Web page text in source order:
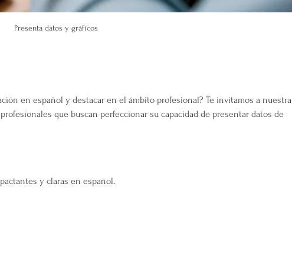
Presenta datos y gráficos
en español y destacar en el ámbito profesional? Te invitamos a nuestra
que buscan perfeccionar su capacidad de presentar datos de
y claras en español.